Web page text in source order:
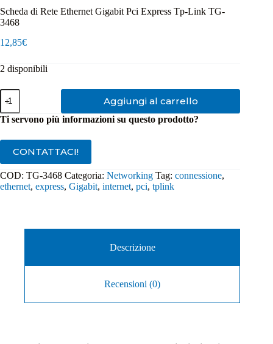
Scheda di Rete Ethernet Gigabit Pci Express Tp-Link TG-
3468
12,85€
2 disponibili
Scheda
di
Rete
Ethernet
Express
Tp-
Link
TG-
Aggiungi al carrello
Ti servono più informazioni su questo prodotto?
CONTATTACI!
COD: TG-3468 Categoria: Networking Tag: connessione,
ethernet, express, Gigabit, internet, pci, tplink
Descrizione
Recensioni (0)